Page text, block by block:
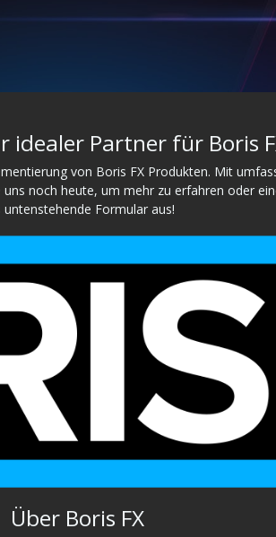
idealer Partner für Boris
von Boris FX Produkten. Mit
noch heute, um mehr zu erfahren oder
untenstehende Formular aus!
Über Boris FX